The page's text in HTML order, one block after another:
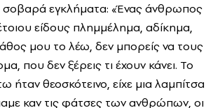
σοβαρά εγκλήματα: «Ένας άνθρωπος
είδους πλημμέλημα, αδίκημα,
λάθος μου το λέω, δεν μπορείς να τους
που δεν ξέρεις τι έχουν κάνει. Το
ήταν θεοσκότεινο, είχε μια λαμπίτσα
καν τις φάτσες των ανθρώπων, οι